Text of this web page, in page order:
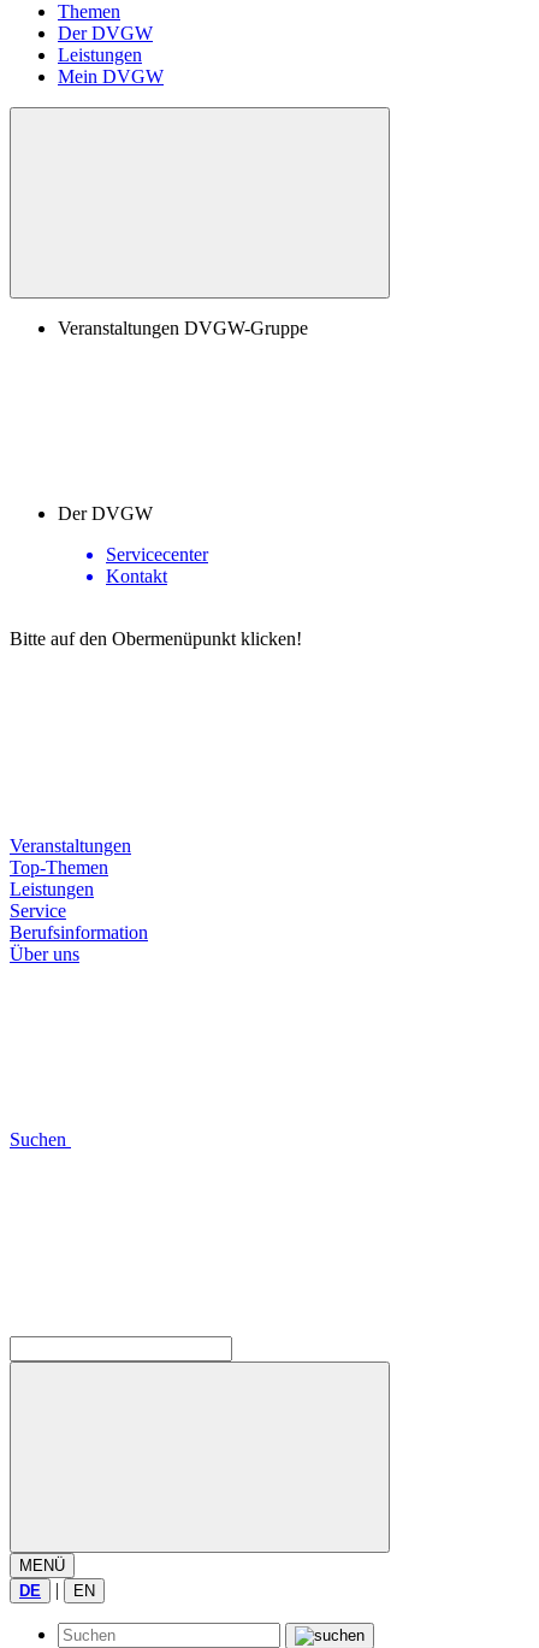
Themen
Der DVGW
Leistungen
Mein DVGW
Veranstaltungen DVGW-Gruppe
Der DVGW
Servicecenter
Kontakt
Bitte auf den Obermenüpunkt klicken!
Veranstaltungen
Top-Themen
Leistungen
Service
Berufsinformation
Über uns
Suchen
MENÜ
DE
| EN